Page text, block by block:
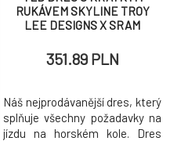
RUKÁVEM SKYLINE TROY
LEE DESIGNS X SRAM
(31995500)
351.89 PLN
Náš nejprodávanější dres, který
splňuje všechny požadavky na
jízdu na horském kole. Dres